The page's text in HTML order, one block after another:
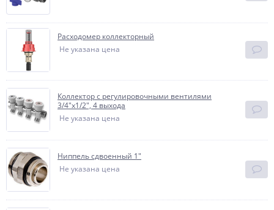
Расходомер коллекторный
Не указана цена
Коллектор с регулировочными вентилями
3/4"x1/2", 4 выхода
Не указана цена
Ниппель сдвоенный 1"
Не указана цена